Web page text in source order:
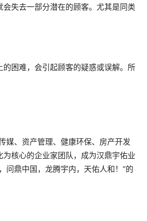
失去一部分潜在的顾客。尤其是同类
困难，会引起顾客的疑惑或误解。所
媒、资产管理、健康环保、房产开发
核心的企业家团队，成为汉鼎宇佑业
问鼎中国，龙腾宇内，天佑人和！”的